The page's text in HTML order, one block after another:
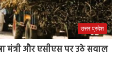
उत्तर प्रदेश
मंत्री और एसीएस पर उठे सवाल